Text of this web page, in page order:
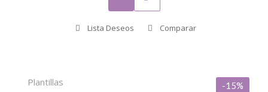
Lista Deseos Comparar
Plantillas -15%